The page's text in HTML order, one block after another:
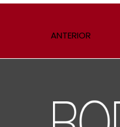
ANTERIOR